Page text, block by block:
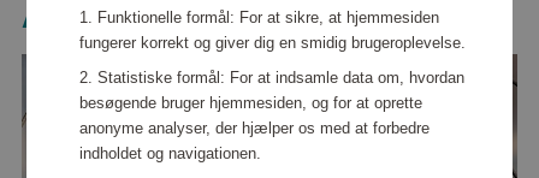
AqiilaFunktionelle formål: For at sikre, at hjemmesiden
fungerer korrekt og giver dig en smidig brugeroplevelse.
Statistiske formål: For at indsamle data om, hvordan
besøgende bruger hjemmesiden, og for at oprette
anonyme analyser, der hjælper os med at forbedre
indholdet og navigationen.